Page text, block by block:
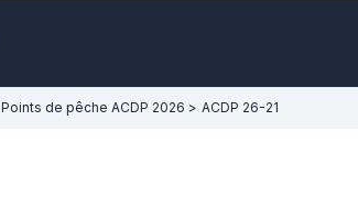
Points de pêche ACDP 2026 ACDP 26-21